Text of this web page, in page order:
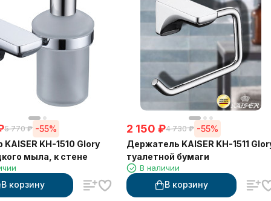
5 770 ₽ -55%
KH-1510 Glory
мыла, к стене
В корзину
2 150 ₽4 730 ₽ -55%
Держатель KAISER KH-1511
туалетной бумаги
В наличии
В корзину